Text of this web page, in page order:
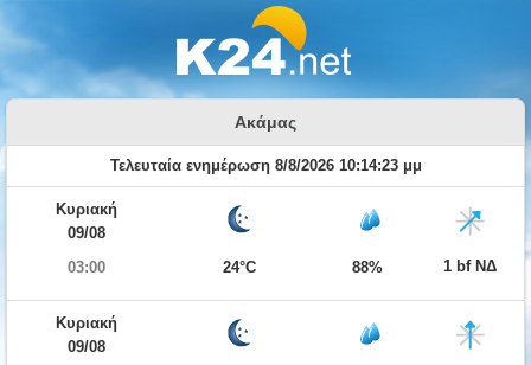
Ακάμας
Τελευταία ενημέρωση 8/8/2026 10:14:23 μμ
Κυριακή
09/08
03:00
24°C 88% 1 bf ΝΔ
Κυριακή
09/08